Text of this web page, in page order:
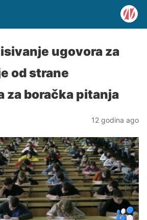
ugovora za
od strane
za boračka pitanja
12 godina ago